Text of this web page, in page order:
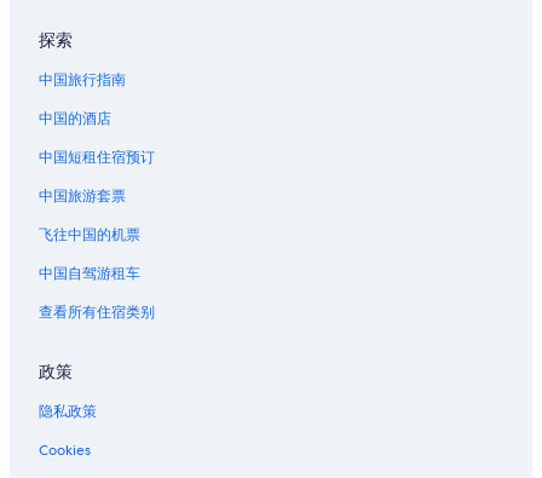
位于芝加哥市中心的豪华酒店
芝加哥市中心的酒店
芝加哥的家庭旅馆
位于芝加哥的公寓式酒店
位于芝加哥的沙滩酒店
位于芝加哥的娱乐场酒店
位于芝加哥的经济型酒店
位于芝加哥的家庭式酒店
位于芝加哥的设有泳池的酒店
位于芝加哥的豪华酒店
位于芝加哥的浪漫酒店
探索
中国旅行指南
中国的酒店
中国短租住宿预订
中国旅游套票
飞往中国的机票
中国自驾游租车
查看所有住宿类别
政策
隐私政策
Cookies